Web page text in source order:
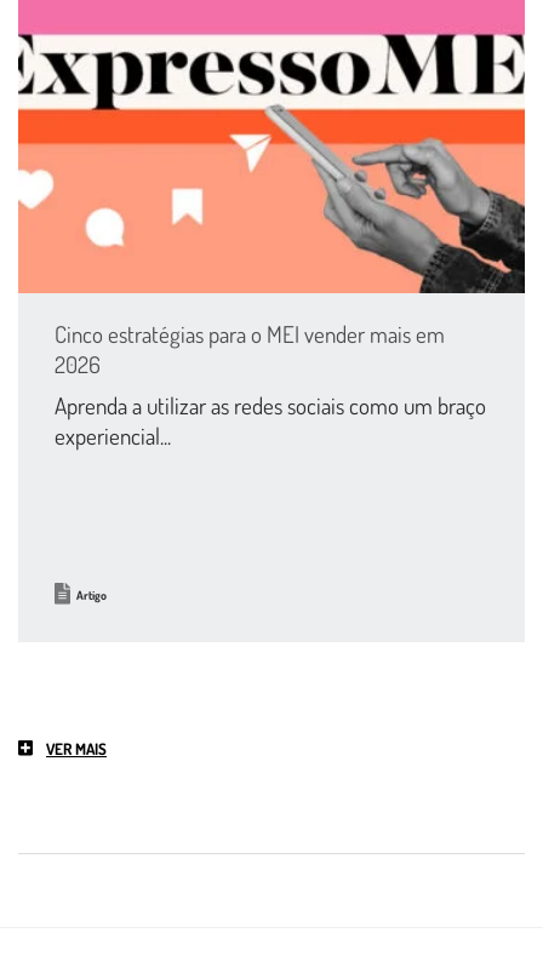
Cinco estratégias para o MEI vender mais em
2026
Aprenda a utilizar as redes sociais como um braço
experiencial...
Artigo
VER MAIS